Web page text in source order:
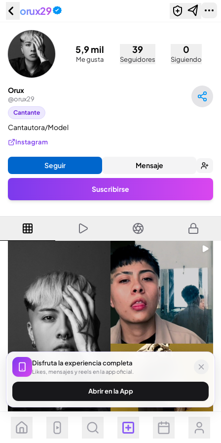
orux29
5,9 mil
Me gusta
39
Seguidores
0
Siguiendo
Orux
@orux29
Cantante
Cantautora/Model
Instagram
Seguir Mensaje
Suscribirse
Seguir Suscribirse
Disfruta la experiencia completa
Likes, mensajes y reels en la app oficial.
Abrir en la App